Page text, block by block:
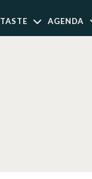
TASTE AGENDA